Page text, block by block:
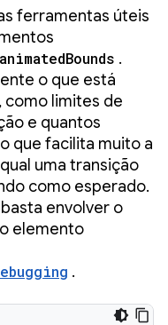
ferramentas úteis
.
o que está
limites de
e quantos
que facilita muito a
uma transição
como esperado.
envolver o
elemento
.